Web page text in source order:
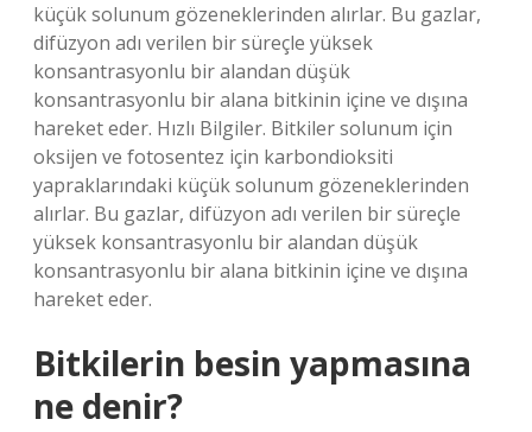
küçük solunum gözeneklerinden alırlar. Bu gazlar,
difüzyon adı verilen bir süreçle yüksek
konsantrasyonlu bir alandan düşük
konsantrasyonlu bir alana bitkinin içine ve dışına
hareket eder. Hızlı Bilgiler. Bitkiler solunum için
oksijen ve fotosentez için karbondioksiti
yapraklarındaki küçük solunum gözeneklerinden
alırlar. Bu gazlar, difüzyon adı verilen bir süreçle
yüksek konsantrasyonlu bir alandan düşük
konsantrasyonlu bir alana bitkinin içine ve dışına
hareket eder.
Bitkilerin besin yapmasına
ne denir?